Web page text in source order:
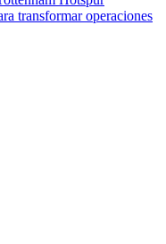
transformar operaciones